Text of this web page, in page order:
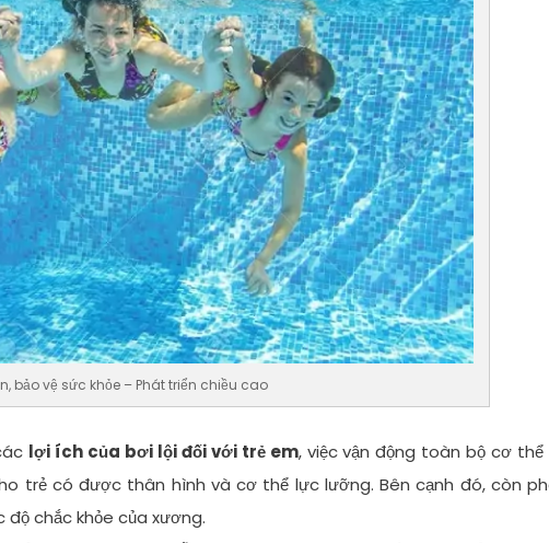
bảo vệ sức khỏe – Phát triển chiều cao
lợi ích của bơi lội đối với trẻ em, việc vận động toàn bộ cơ thể
trẻ có được thân hình và cơ thể lực lưỡng. Bên cạnh đó, còn
chắc khỏe của xương.